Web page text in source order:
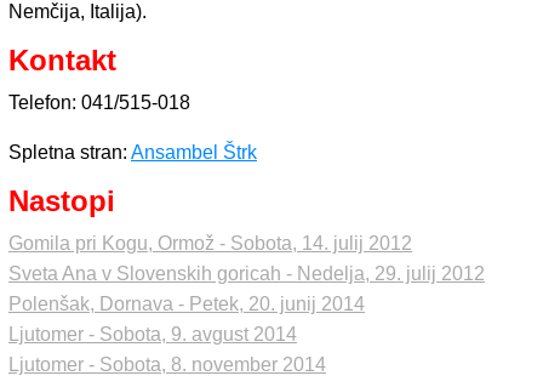
Nemčija, Italija).
Kontakt
Telefon: 041/515-018
Spletna stran: Ansambel Štrk
Nastopi
Gomila pri Kogu, Ormož - Sobota, 14. julij 2012
Sveta Ana v Slovenskih goricah - Nedelja, 29. julij 2012
Polenšak, Dornava - Petek, 20. junij 2014
Ljutomer - Sobota, 9. avgust 2014
Ljutomer - Sobota, 8. november 2014